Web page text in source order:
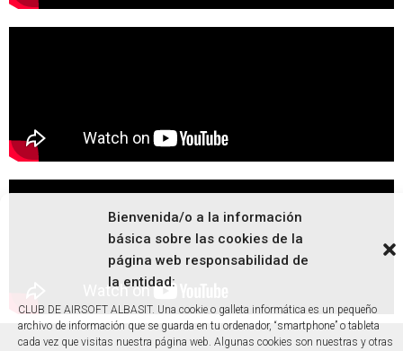
Bienvenida/o a la información
básica sobre las cookies de la
página web responsabilidad de
la entidad:
CLUB DE AIRSOFT ALBASIT. Una cookie o galleta informática es un pequeño
archivo de información que se guarda en tu ordenador, “smartphone” o tableta
cada vez que visitas nuestra página web. Algunas cookies son nuestras y otras